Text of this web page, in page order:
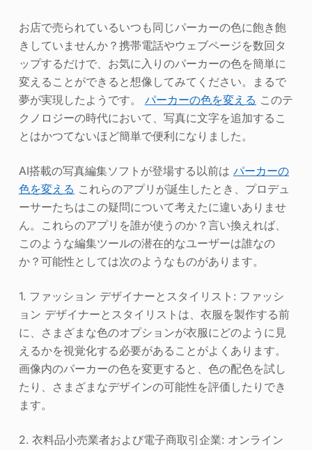
お店で売られているいつも同じパーカーの色に飽き飽
きしていませんか？携帯電話やウェブページを数回タ
ップするだけで、お気に入りのパーカーの色を簡単に
変えることができると想像してみてください。まるで
夢が実現したようです。 パーカーの色を変える このテ
クノロジーの時代において、写真に文字を追加するこ
とはかつてないほど簡単で便利になりました。
AI搭載の写真編集ソフトが登場する以前は パーカーの
色を変える これらのアプリが誕生したとき、プロデュ
ーサーたちはこの疑問について考えたに違いありませ
ん。これらのアプリを誰が使うのか？言い換えれば、
このような編集ツールの潜在的なユーザーは誰なの
か？可能性としては次のようなものがあります。
1. ファッション デザイナーとスタイリスト: ファッシ
ョン デザイナーとスタイリストは、衣服を製作する前
に、さまざまな色のオプションが衣服にどのように見
えるかを視覚化する必要があることがよくあります。
画像内のパーカーの色を変更すると、色の配色を試し
たり、さまざまなデザインの可能性を評価したりでき
ます。
2. 衣料品小売業者および電子商取引企業: オンライン